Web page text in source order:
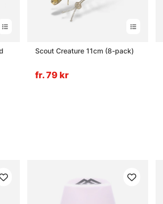
Scout Creature 11cm (8-pack)
fr. 79 kr